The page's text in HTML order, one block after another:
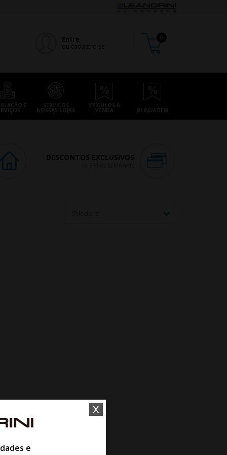
Entre
ou cadastre-se
E SERVIÇOS
NOSSAS LOJAS
VEÍCULOS À
VENDA BLINDAGEM
DESCONTOS EXCLUSIVOS
x
e